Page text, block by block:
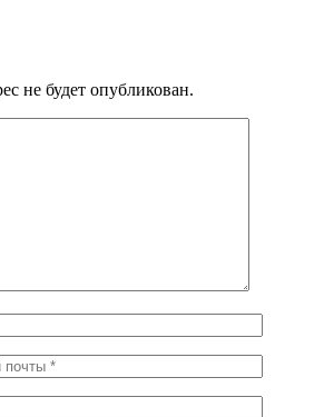
не будет опубликован.